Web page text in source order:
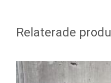
Relaterade